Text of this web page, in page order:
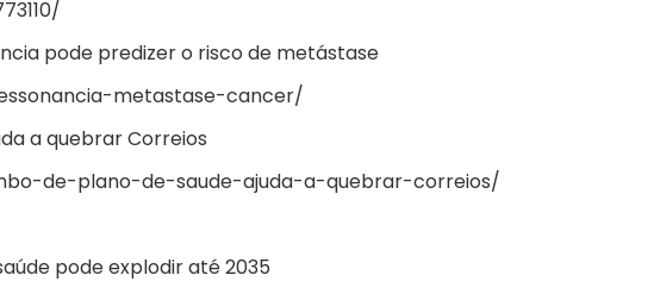
pode predizer o risco de metástase
metastase-cancer/
a quebrar Correios
de-plano-de-saude-ajuda-a-quebrar-correios/
pode explodir até 2035